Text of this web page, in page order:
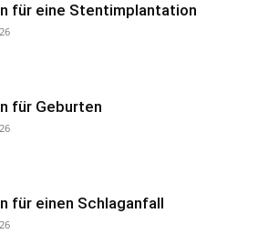
für eine Stentimplantation
für Geburten
für einen Schlaganfall